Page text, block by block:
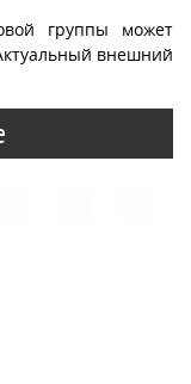
группы может
внешний